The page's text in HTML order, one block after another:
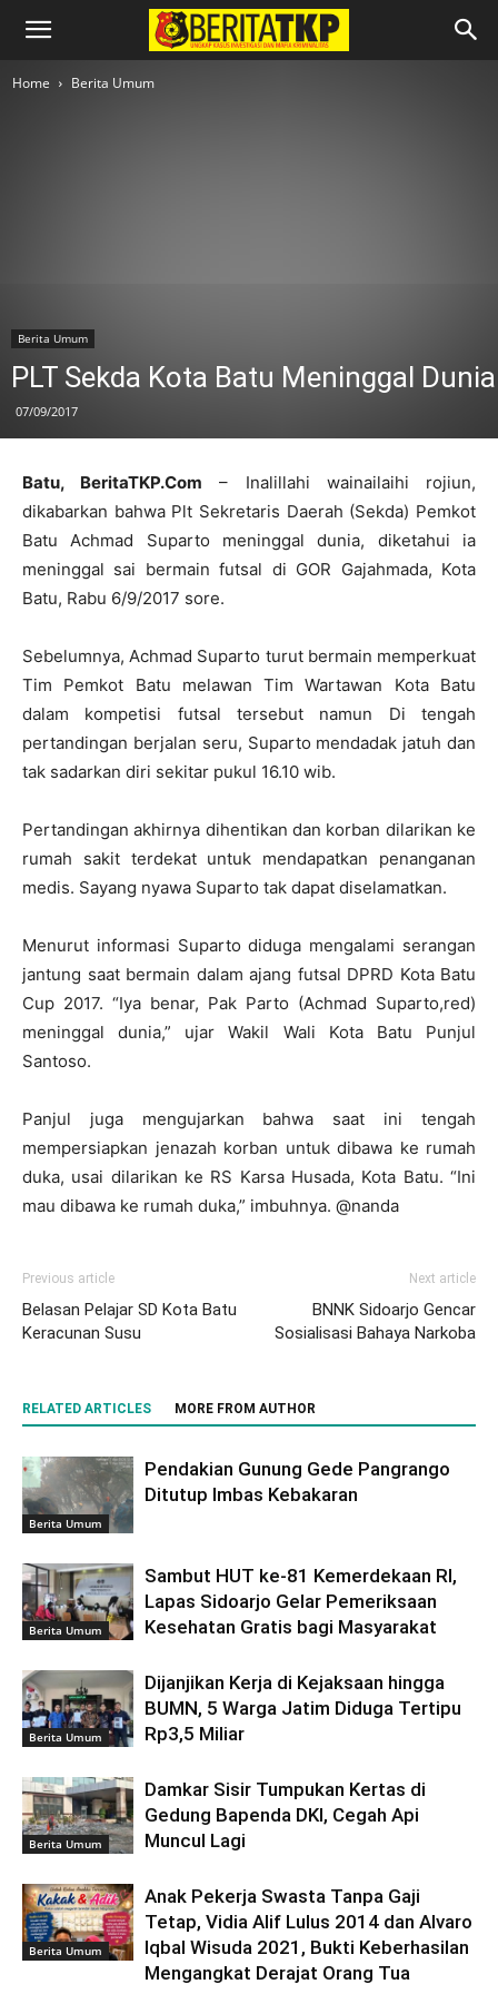
Home Berita Umum
Berita Umum
PLT Sekda Kota Batu Meninggal Dunia
07/09/2017
Batu, BeritaTKP.Com – Inalillahi wainailaihi rojiun,
dikabarkan bahwa Plt Sekretaris Daerah (Sekda) Pemkot
Batu Achmad Suparto meninggal dunia, diketahui ia
meninggal sai bermain futsal di GOR Gajahmada, Kota
Batu, Rabu 6/9/2017 sore.
Sebelumnya, Achmad Suparto turut bermain memperkuat
Tim Pemkot Batu melawan Tim Wartawan Kota Batu
dalam kompetisi futsal tersebut namun Di tengah
pertandingan berjalan seru, Suparto mendadak jatuh dan
tak sadarkan diri sekitar pukul 16.10 wib.
Pertandingan akhirnya dihentikan dan korban dilarikan ke
rumah sakit terdekat untuk mendapatkan penanganan
medis. Sayang nyawa Suparto tak dapat diselamatkan.
Menurut informasi Suparto diduga mengalami serangan
jantung saat bermain dalam ajang futsal DPRD Kota Batu
Cup 2017. “Iya benar, Pak Parto (Achmad Suparto,red)
meninggal dunia,” ujar Wakil Wali Kota Batu Punjul
Santoso.
Panjul juga mengujarkan bahwa saat ini tengah
mempersiapkan jenazah korban untuk dibawa ke rumah
duka, usai dilarikan ke RS Karsa Husada, Kota Batu. “Ini
mau dibawa ke rumah duka,” imbuhnya. @nanda
Previous article
Belasan Pelajar SD Kota Batu
Keracunan Susu
Next article
BNNK Sidoarjo Gencar
Sosialisasi Bahaya Narkoba
RELATED ARTICLES MORE FROM AUTHOR
Berita Umum
Pendakian Gunung Gede Pangrango
Ditutup Imbas Kebakaran
Berita Umum
Sambut HUT ke-81 Kemerdekaan RI,
Lapas Sidoarjo Gelar Pemeriksaan
Kesehatan Gratis bagi Masyarakat
Berita Umum
Dijanjikan Kerja di Kejaksaan hingga
BUMN, 5 Warga Jatim Diduga Tertipu
Rp3,5 Miliar
Berita Umum
Damkar Sisir Tumpukan Kertas di
Gedung Bapenda DKI, Cegah Api
Muncul Lagi
Berita Umum
Anak Pekerja Swasta Tanpa Gaji
Tetap, Vidia Alif Lulus 2014 dan Alvaro
Iqbal Wisuda 2021, Bukti Keberhasilan
Mengangkat Derajat Orang Tua